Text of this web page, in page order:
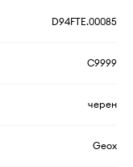
D94FTE.00085
C9999
черен
Geox